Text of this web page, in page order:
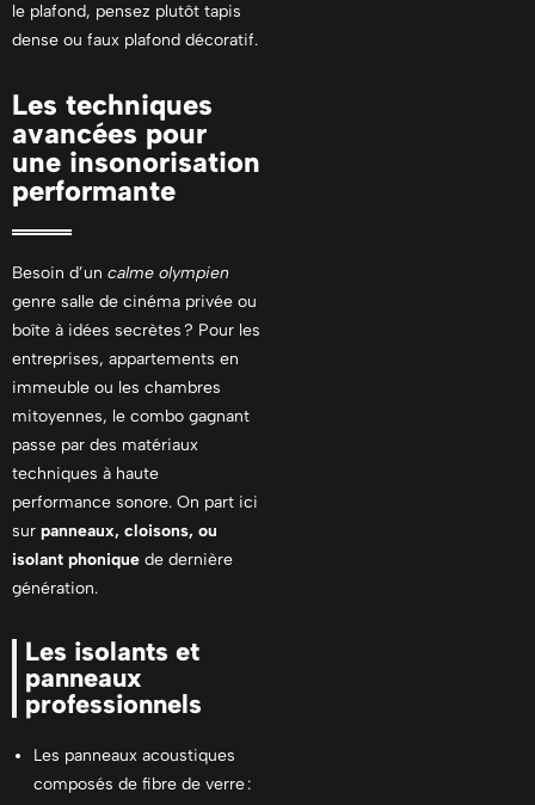
le plafond, pensez plutôt tapis
dense ou faux plafond décoratif.
Les techniques
avancées pour
une insonorisation
performante
Besoin d’un calme olympien
genre salle de cinéma privée ou
boîte à idées secrètes ? Pour les
entreprises, appartements en
immeuble ou les chambres
mitoyennes, le combo gagnant
passe par des matériaux
techniques à haute
performance sonore. On part ici
sur panneaux, cloisons, ou
isolant phonique de dernière
génération.
Les isolants et
panneaux
professionnels
Les panneaux acoustiques
composés de fibre de verre :